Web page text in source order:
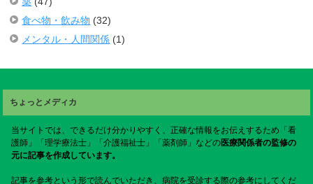
食べ物・飲み物 (32)
メンタル・人間関係 (1)
ちょっとメディカ
当サイトでは、できるだけ分かりやすく、正確な情報をお伝えするため「看
護師」「理学療法士」「介護福祉士」「薬剤師」などの医療関係者の監修の
元に記事を作成しています。
記事を参考という形で読んでいただき、病院を受診する際の参考にしてくだ